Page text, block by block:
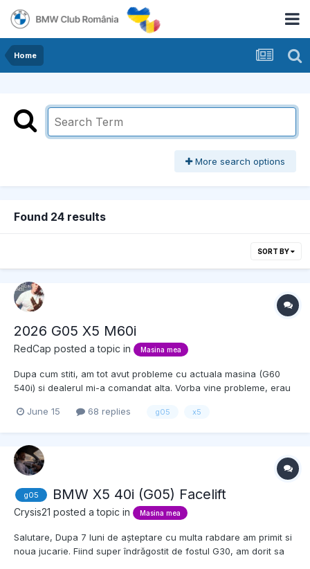
Home
More search options
Found 24 results
SORT BY
2026 G05 X5 M60i
RedCap posted a topic in Masina mea
Dupa cum stiti, am tot avut probleme cu actuala masina (G60
540i) si dealerul mi-a comandat alta. Vorba vine probleme, erau
iDrive cand aparaeau, am zis ca trebuie rezolvata sa nu mai
June 15 68 replies g05 x5
g05 BMW X5 40i (G05) Facelift
Crysis21 posted a topic in Masina mea
Salutare, Dupa 7 luni de așteptare cu multa rabdare am primit si
noua jucarie. Fiind super îndrăgostit de fostul G30, am dorit sa